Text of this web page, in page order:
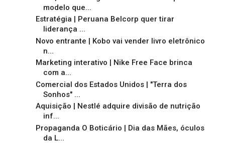
modelo que...
Estratégia | Peruana Belcorp quer tirar
liderança ...
Novo entrante | Kobo vai vender livro eletrônico
n...
Marketing interativo | Nike Free Face brinca
com a...
Comercial dos Estados Unidos | "Terra dos
Sonhos" ...
Aquisição | Nestlé adquire divisão de nutrição
inf...
Propaganda O Boticário | Dia das Mães, óculos
da L...